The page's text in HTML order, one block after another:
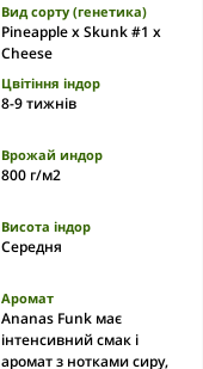
Вид сорту (генетика)
Pineapple x Skunk #1 x
Cheese
Цвітіння індор
8-9 тижнів
Врожай индор
800 г/м2
Висота індор
Середня
Аромат
Ananas Funk має
інтенсивний смак і
аромат з нотками сиру,